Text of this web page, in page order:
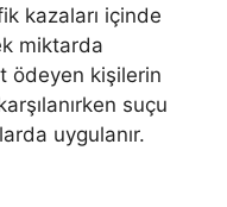
kazaları içinde
miktarda
ödeyen kişilerin
suçu
uygulanır.